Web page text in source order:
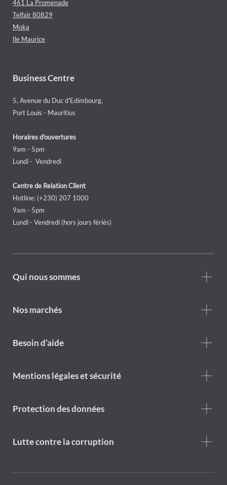
461 La Promenade
Telfair 80829
Moka
Ile Maurice
Business Centre
5, Avenue du Duc d'Edimbourg,
Port Louis - Mauritius
Horaires d'ouvertures
9am - 5pm
Lundi - Vendredi
Centre de Relation Client
Hotline: (+230) 207 1000
9am - 5pm
Lundi - Vendredi (hors jours fériés)
Footer
are
Qui nous sommes
Nos marchés
Footer
Besoin d’aide
Footer
Mentions légales et sécurité
Protection des données
Lutte contre la corruption